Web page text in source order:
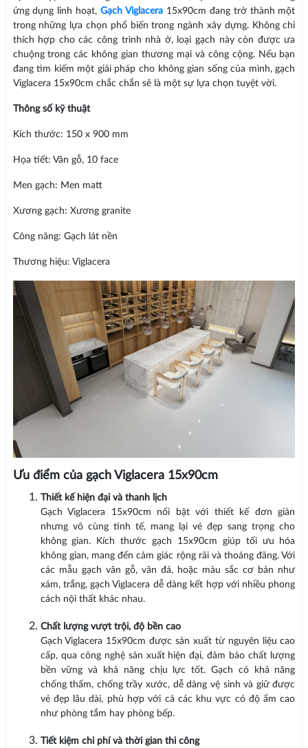
ứng dụng linh hoạt,Gạch Viglacera 15x90cm đang trở thành một
trong những lựa chọn phổ biến trong ngành xây dựng. Không chỉ
thích hợp cho các công trình nhà ở, loại gạch này còn được ưa
chuộng trong các không gian thương mại và công cộng. Nếu bạn
đang tìm kiếm một giải pháp cho không gian sống của mình, gạch
Viglacera 15x90cm chắc chắn sẽ là một sự lựa chọn tuyệt vời.
Thông số kỹ thuật
Kích thước: 150 x 900 mm
Họa tiết: Vân gỗ, 10 face
Men gạch: Men matt
Xương gạch: Xương granite
Công năng: Gạch lát nền
Thương hiệu: Viglacera
Ưu điểm của gạch Viglacera 15x90cm
Thiết kế hiện đại và thanh lịch
Gạch Viglacera 15x90cm nổi bật với thiết kế đơn giản
nhưng vô cùng tinh tế, mang lại vẻ đẹp sang trọng cho
không gian. Kích thước gạch 15x90cm giúp tối ưu hóa
không gian, mang đến cảm giác rộng rãi và thoáng đãng. Với
các mẫu gạch vân gỗ, vân đá, hoặc màu sắc cơ bản như
xám, trắng, gạch Viglacera dễ dàng kết hợp với nhiều phong
cách nội thất khác nhau.
Chất lượng vượt trội, độ bền cao
Gạch Viglacera 15x90cm được sản xuất từ nguyên liệu cao
cấp, qua công nghệ sản xuất hiện đại, đảm bảo chất lượng
bền vững và khả năng chịu lực tốt. Gạch có khả năng
chống thấm, chống trầy xước, dễ dàng vệ sinh và giữ được
vẻ đẹp lâu dài, phù hợp với cả các khu vực có độ ẩm cao
như phòng tắm hay phòng bếp.
Tiết kiệm chi phí và thời gian thi công